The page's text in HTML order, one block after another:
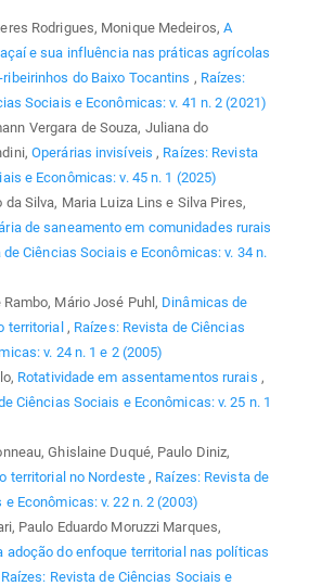
Rodrigues, Monique Medeiros, A
e sua influência nas práticas agrícolas
do Baixo Tocantins , Raízes:
Sociais e Econômicas: v. 41 n. 2 (2021)
Vergara de Souza, Juliana do
Operárias invisíveis , Raízes: Revista
e Econômicas: v. 45 n. 1 (2025)
da Silva, Maria Luiza Lins e Silva Pires,
de saneamento em comunidades rurais
de Ciências Sociais e Econômicas: v. 34 n.
Mário José Puhl, Dinâmicas de
territorial , Raízes: Revista de Ciências
v. 24 n. 1 e 2 (2005)
Rotatividade em assentamentos rurais ,
Ciências Sociais e Econômicas: v. 25 n. 1
Ghislaine Duqué, Paulo Diniz,
territorial no Nordeste , Raízes: Revista de
Econômicas: v. 22 n. 2 (2003)
Paulo Eduardo Moruzzi Marques,
do enfoque territorial nas políticas
Raízes: Revista de Ciências Sociais e